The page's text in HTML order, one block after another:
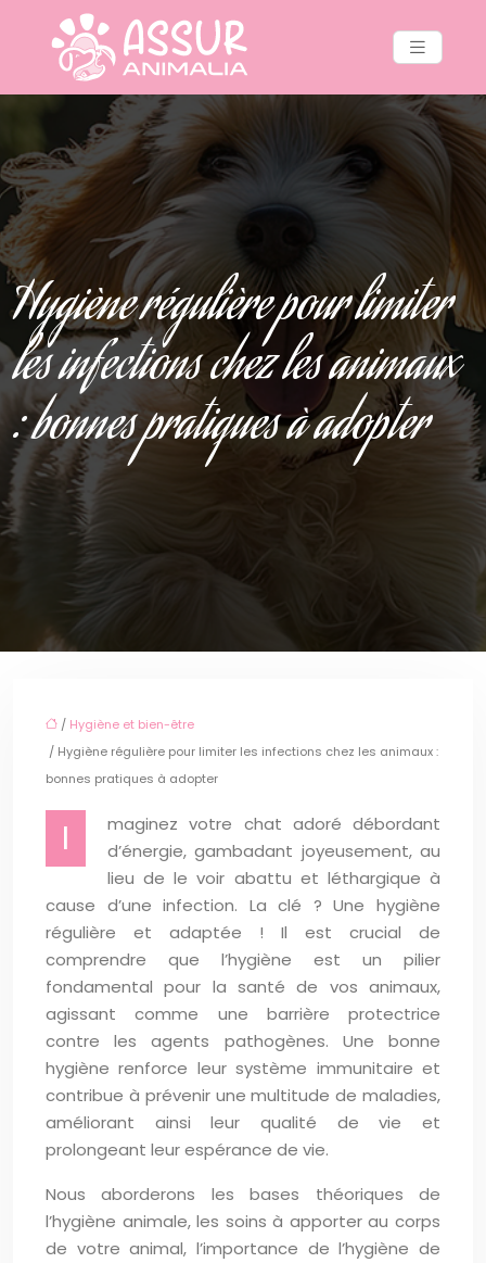
Hygiène régulière pour limiter
les infections chez les animaux
: bonnes pratiques à adopter
/ Hygiène et bien-être
/ Hygiène régulière pour limiter les infections chez les animaux :
bonnes pratiques à adopter
I
maginez votre chat adoré débordant
d’énergie, gambadant joyeusement, au
lieu de le voir abattu et léthargique à
cause d’une infection. La clé ? Une hygiène
régulière et adaptée ! Il est crucial de
comprendre que l’hygiène est un pilier
fondamental pour la santé de vos animaux,
agissant comme une barrière protectrice
contre les agents pathogènes. Une bonne
hygiène renforce leur système immunitaire et
contribue à prévenir une multitude de maladies,
améliorant ainsi leur qualité de vie et
prolongeant leur espérance de vie.
Nous aborderons les bases théoriques de
l’hygiène animale, les soins à apporter au corps
de votre animal, l’importance de l’hygiène de